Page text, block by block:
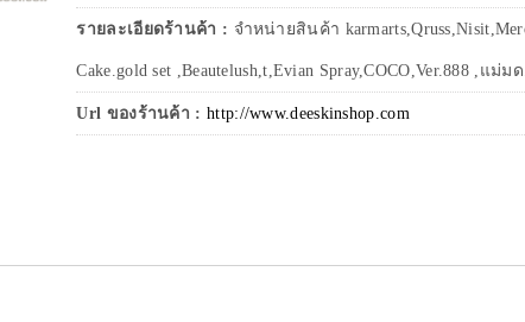
รายละเอียดร้านค้า : จำหน่ายสินค้า
Cake.gold set ,Beautelush,t,Evian Spray,COCO,Ver.888 ,แ
Url ของร้านค้า : http://www.deeskinshop.com